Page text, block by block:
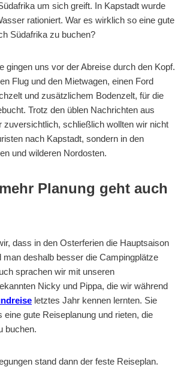
um sich greift. In Kapstadt wurde
rationiert. War es wirklich so eine gute
Südafrika zu buchen?
gingen uns vor der Abreise durch den Kopf.
Flug und den Mietwagen, einen Ford
und zusätzlichem Bodenzelt, für die
Trotz den üblen Nachrichten aus
zuversichtlich, schließlich wollten wir nicht
nach Kapstadt, sondern in den
und wilderen Nordosten.
Planung geht auch
dass in den Osterferien die Hauptsaison
man deshalb besser die Campingplätze
sprachen wir mit unseren
Nicky und Pippa, die wir während
letztes Jahr kennen lernten. Sie
eine gute Reiseplanung und rieten, die
buchen.
stand dann der feste Reiseplan.